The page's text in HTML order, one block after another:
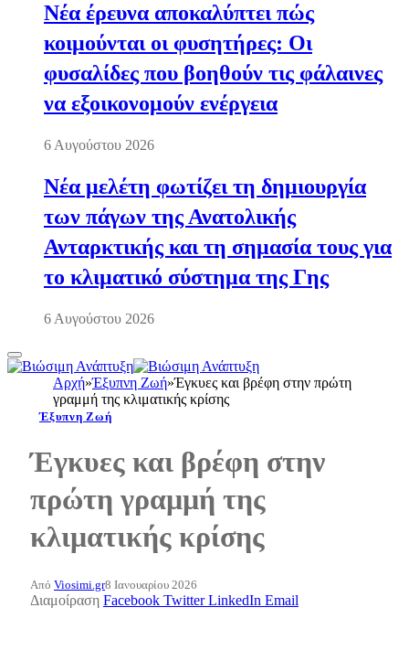
Νέα έρευνα αποκαλύπτει πώς
κοιμούνται οι φυσητήρες: Οι
φυσαλίδες που βοηθούν τις φάλαινες
να εξοικονομούν ενέργεια
6 Αυγούστου 2026
Νέα μελέτη φωτίζει τη δημιουργία
των πάγων της Ανατολικής
Ανταρκτικής και τη σημασία τους για
το κλιματικό σύστημα της Γης
6 Αυγούστου 2026
Αρχή»Έξυπνη Ζωή»Έγκυες και βρέφη στην πρώτη
γραμμή της κλιματικής κρίσης
Έξυπνη Ζωή
Έγκυες και βρέφη στην
πρώτη γραμμή της
κλιματικής κρίσης
Από Viosimi.gr8 Ιανουαρίου 2026
Διαμοίραση Facebook Twitter LinkedIn Email